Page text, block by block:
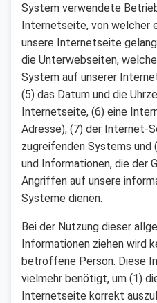
System verwendete
Internetseite, von welcher
unsere Internetseite
die Unterwebseiten,
System auf unserer
(5) das Datum und die
Internetseite, (6) eine
Adresse), (7) der Internet-
zugreifenden Systems und
und Informationen, die der
Angriffen auf unsere
Systeme dienen.
Bei der Nutzung dieser
Informationen ziehen wird
betroffene Person. Diese
vielmehr benötigt, um (1)
Internetseite korrekt